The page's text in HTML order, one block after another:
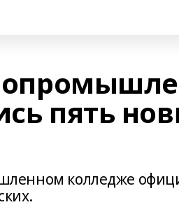
пять
колледже